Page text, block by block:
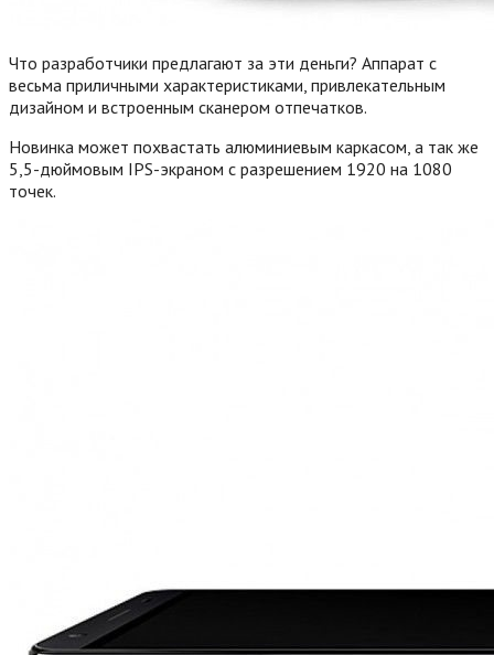
Что разработчики предлагают за эти деньги? Аппарат с
весьма приличными характеристиками, привлекательным
дизайном и встроенным сканером отпечатков.
Новинка может похвастать алюминиевым каркасом, а так же
5,5-дюймовым IPS-экраном с разрешением 1920 на 1080
точек.